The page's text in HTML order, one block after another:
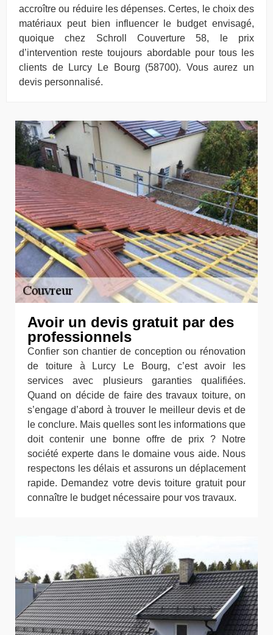
accroître ou réduire les dépenses. Certes, le choix des
matériaux peut bien influencer le budget envisagé,
quoique chez Schroll Couverture 58, le prix
d’intervention reste toujours abordable pour tous les
clients de Lurcy Le Bourg (58700). Vous aurez un
devis personnalisé.
Avoir un devis gratuit par des
professionnels
Confier son chantier de conception ou rénovation
de toiture à Lurcy Le Bourg, c’est avoir les
services avec plusieurs garanties qualifiées.
Quand on décide de faire des travaux toiture, on
s’engage d’abord à trouver le meilleur devis et de
le conclure. Mais quelles sont les informations que
doit contenir une bonne offre de prix ? Notre
société experte dans le domaine vous aide. Nous
respectons les délais et assurons un déplacement
rapide. Demandez votre devis toiture gratuit pour
connaître le budget nécessaire pour vos travaux.